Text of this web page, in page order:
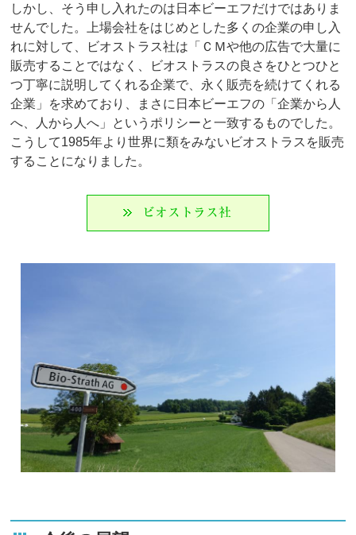
しかし、そう申し入れたのは日本ビーエフだけではありま
せんでした。上場会社をはじめとした多くの企業の申し入
れに対して、ビオストラス社は「ＣＭや他の広告で大量に
販売することではなく、ビオストラスの良さをひとつひと
つ丁寧に説明してくれる企業で、永く販売を続けてくれる
企業」を求めており、まさに日本ビーエフの「企業から人
へ、人から人へ」というポリシーと一致するものでした。
こうして1985年より世界に類をみないビオストラスを販売
することになりました。